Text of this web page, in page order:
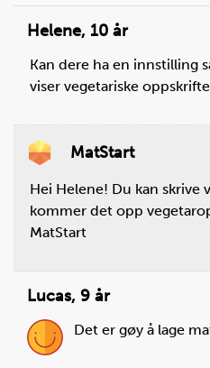
Legg ciabattaene på en
ovnen.
Lyst på en grov variant?
Helene, 10 år
Kan dere ha en innstilling
viser vegetariske
MatStart
Hei Helene! Du kan skrive
kommer det opp
MatStart
Lucas, 9 år
Det er gøy å lage